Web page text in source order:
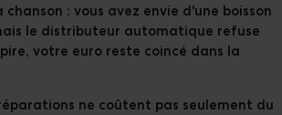
chanson : vous avez envie d'une boisson
le distributeur automatique refuse
votre euro reste coincé dans la
ne coûtent pas seulement du